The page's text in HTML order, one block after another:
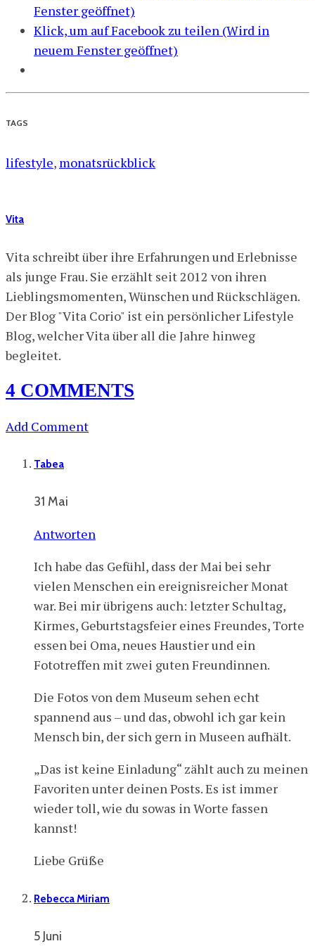
Fenster geöffnet)
Klick, um auf Facebook zu teilen (Wird in
neuem Fenster geöffnet)
TAGS
lifestyle, monatsrückblick
Vita
Vita schreibt über ihre Erfahrungen und Erlebnisse
als junge Frau. Sie erzählt seit 2012 von ihren
Lieblingsmomenten, Wünschen und Rückschlägen.
Der Blog "Vita Corio" ist ein persönlicher Lifestyle
Blog, welcher Vita über all die Jahre hinweg
begleitet.
4 COMMENTS
Add Comment
Tabea
31 Mai
Antworten
Ich habe das Gefühl, dass der Mai bei sehr
vielen Menschen ein ereignisreicher Monat
war. Bei mir übrigens auch: letzter Schultag,
Kirmes, Geburtstagsfeier eines Freundes, Torte
essen bei Oma, neues Haustier und ein
Fototreffen mit zwei guten Freundinnen.
Die Fotos von dem Museum sehen echt
spannend aus – und das, obwohl ich gar kein
Mensch bin, der sich gern in Museen aufhält.
„Das ist keine Einladung“ zählt auch zu meinen
Favoriten unter deinen Posts. Es ist immer
wieder toll, wie du sowas in Worte fassen
kannst!
Liebe Grüße
Rebecca Miriam
5 Juni